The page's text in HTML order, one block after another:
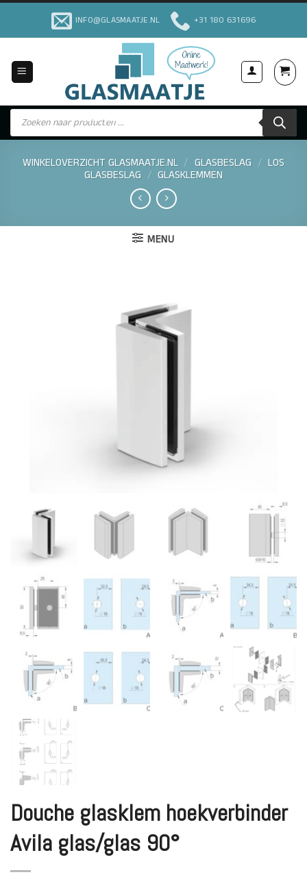
Ga
inhoud
INFO@GLASMAATJE.NL +31 180 631696
Voor Particulieren & Bedrijven
Producten
zoeken
WINKELOVERZICHT GLASMAATJE.NL / GLASBESLAG / LOS
GLASBESLAG / GLASKLEMMEN
MENU
Douche glasklem hoekverbinder
Avila glas/glas 90°